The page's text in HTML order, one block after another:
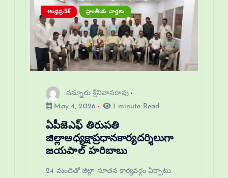
ఆంధ్రప్రదేశ్ ప్రాంతీయ వార్తలు
నన్నూరు శ్రీనివాసరావు
May 4, 2026
1 minute Read
ఏపీజెఎఫ్ తిరుపతి
జిల్లాఅధ్యక్షాప్రధానకార్యదర్శిలుగా
జయపాల్ హరిబాబు
24 మందితో జిల్లా నూతన కార్యవర్గం ఏర్పాటు